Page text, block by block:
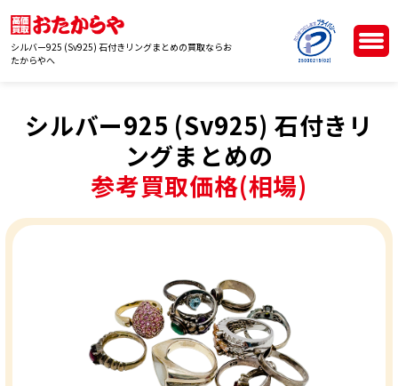
シルバー925 (Sv925) 石付きリングまとめの買取ならお
たからやへ
シルバー925 (Sv925) 石付きリ
ングまとめの
参考買取価格(相場)